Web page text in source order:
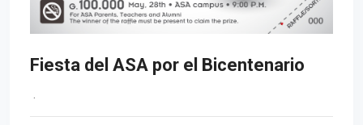
Fiesta del ASA por el Bicentenario
.